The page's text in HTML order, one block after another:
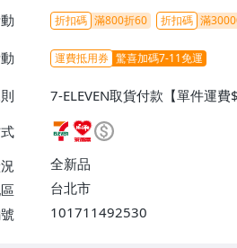
折扣碼 滿800折60 折扣碼 滿
運費抵用券 驚喜加碼7-11免運
7-ELEVEN取貨付款【單件運
ELEVEN取貨不付款【免運費
或消費滿$1298免運費】、宅
$1598免運費】
全新品
台北市
101711492530